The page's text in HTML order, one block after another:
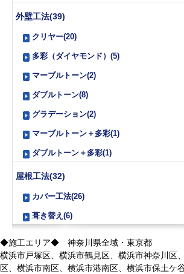
外壁工法(39)
クリヤー(20)
多彩（ダイヤモンド）(5)
マーブルトーン(2)
ダブルトーン(8)
グラデーション(2)
マーブルトーン＋多彩(1)
ダブルトーン＋多彩(1)
屋根工法(32)
カバー工法(26)
葺き替え(6)
◆施工エリア◆ 神奈川県全域・東京都
横浜市戸塚区、横浜市鶴見区、横浜市神奈川区
区、横浜市南区、横浜市港南区、横浜市保土ケ